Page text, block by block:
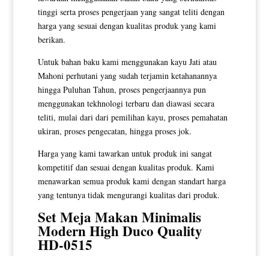
tinggi serta proses pengerjaan yang sangat teliti dengan
harga yang sesuai dengan kualitas produk yang kami
berikan.
Untuk bahan baku kami menggunakan kayu Jati atau
Mahoni perhutani yang sudah terjamin ketahanannya
hingga Puluhan Tahun, proses pengerjaannya pun
menggunakan tekhnologi terbaru dan diawasi secara
teliti, mulai dari dari pemilihan kayu, proses pemahatan
ukiran, proses pengecatan, hingga proses jok.
Harga yang kami tawarkan untuk produk ini sangat
kompetitif dan sesuai dengan kualitas produk. Kami
menawarkan semua produk kami dengan standart harga
yang tentunya tidak mengurangi kualitas dari produk.
Set Meja Makan Minimalis
ModernHigh Duco Quality
HD-0515